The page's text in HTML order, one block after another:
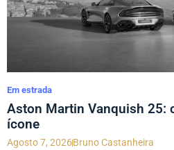
Em estrada
Aston Martin Vanquish 25:
ícone
Agosto 7, 2026Bruno Castanheira